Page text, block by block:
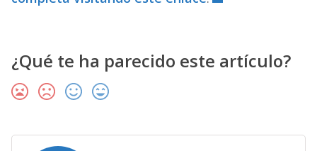
¿Qué te ha parecido este artículo?